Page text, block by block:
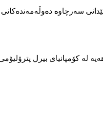
سه‌رچاوه‌ ده‌وڵه‌مه‌نده‌كانی‌
گاز ڕێژه‌ی‌ 40% پشكی‌ هه‌یه‌ له‌ كۆمپانیای‌